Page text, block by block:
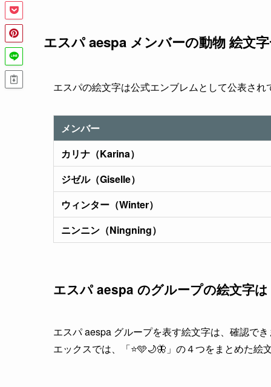
エスパ aespa メンバーの動物 絵文
エスパの絵文字は公式エンブレムとして公表され
メンバー
カリナ（Karina）
ジゼル（Giselle）
ウィンター（Winter）
ニンニン（Ningning）
エスパ aespa のグループの絵文字は
エスパ aespa グループを表す絵文字は、確認で
エックスでは、「⭐️🩵🌙🦋」の４つをまとめた絵